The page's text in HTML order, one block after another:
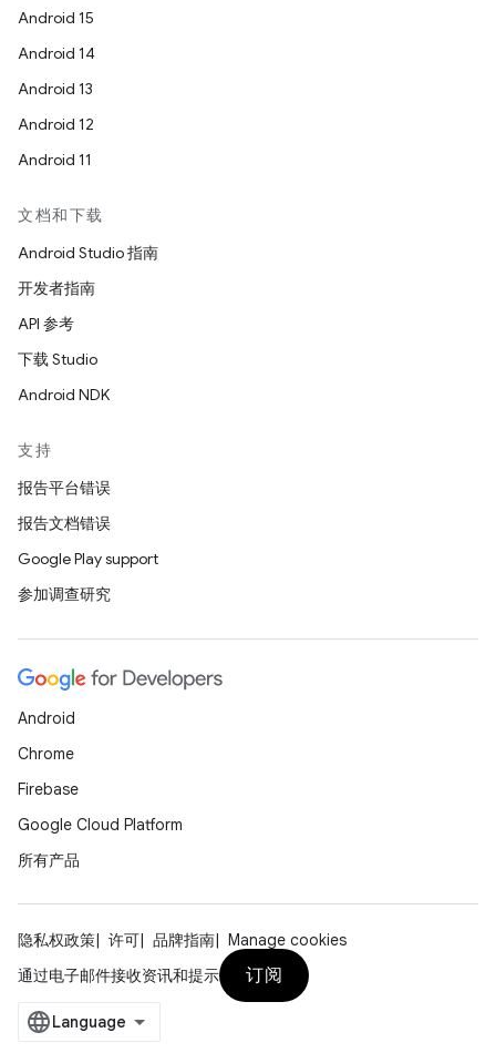
Android 15
Android 14
Android 13
Android 12
Android 11
文档和下载
Android Studio 指南
开发者指南
API 参考
下载 Studio
Android NDK
支持
报告平台错误
报告文档错误
Google Play support
参加调查研究
Android
Chrome
Firebase
Google Cloud Platform
所有产品
隐私权政策 许可 品牌指南
Manage cookies
通过电子邮件接收资讯和提示
订阅